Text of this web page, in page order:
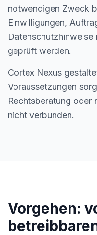
notwendigen Zweck
Einwilligungen,
geprüft werden.
Cortex Nexus
Voraussetzungen
Rechtsberatung oder
nicht verbunden.
Vorgehen: